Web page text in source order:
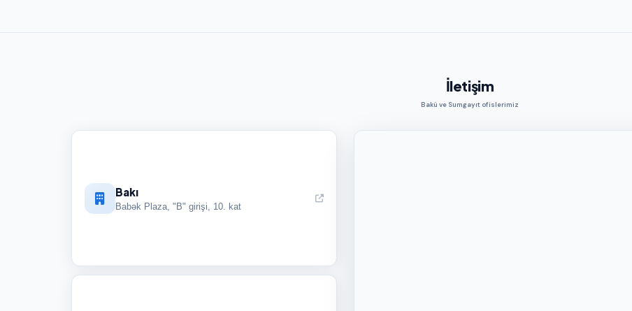
İletişim
Bakü ve Sumgayıt ofislerimiz
Bakı
Babək Plaza, "B" girişi, 10. kat